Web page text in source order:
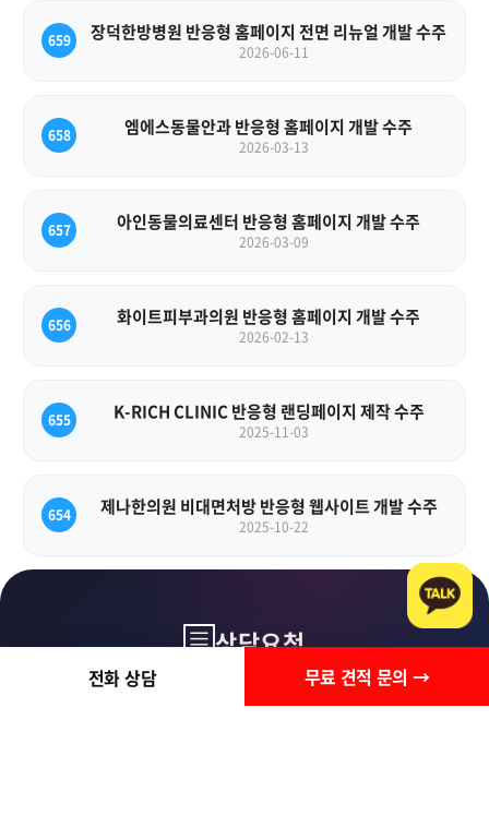
659 장덕한방병원 반응형 홈페이지 전면 리뉴얼 개발 수주
2026-06-11
658 엠에스동물안과 반응형 홈페이지 개발 수주
2026-03-13
657 아인동물의료센터 반응형 홈페이지 개발 수주
2026-03-09
656 화이트피부과의원 반응형 홈페이지 개발 수주
2026-02-13
655 K-RICH CLINIC 반응형 랜딩페이지 제작 수주
2025-11-03
654 제나한의원 비대면처방 반응형 웹사이트 개발 수주
2025-10-22
상담요청
전화 상담 무료 견적 문의 →